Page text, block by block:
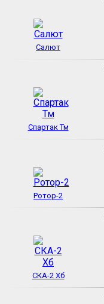
Салют
Спартак Тм
Ротор-2
СКА-2 Хб